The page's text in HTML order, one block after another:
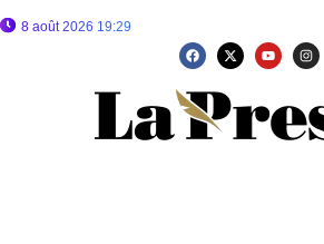
8 août 2026 19:29